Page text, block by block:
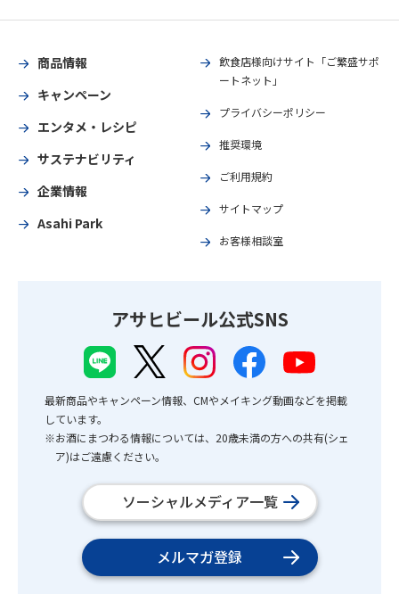
商品情報
キャンペーン
エンタメ・レシピ
サステナビリティ
企業情報
Asahi Park
飲食店様向けサイト「ご繁盛サポ
ートネット」
プライバシーポリシー
推奨環境
ご利用規約
サイトマップ
お客様相談室
アサヒビール公式SNS
最新商品やキャンペーン情報、CMやメイキング動画などを掲載
しています。
※お酒にまつわる情報については、20歳未満の方への共有(シェ
ア)はご遠慮ください。
ソーシャルメディア一覧
メルマガ登録